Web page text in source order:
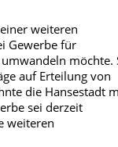
weiteren
Gewerbe für
möchte.
auf Erteilung von
die Hansestadt
sei derzeit
weiteren